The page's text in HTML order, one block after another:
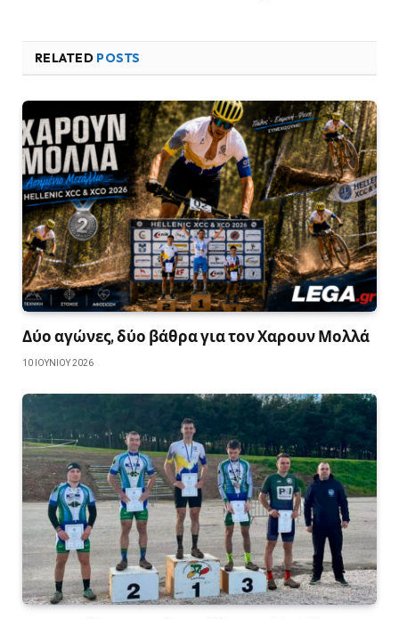
RELATED POSTS
Δύο αγώνες, δύο βάθρα για τον Χαρουν Μολλά
10 ΙΟΥΝΊΟΥ 2026